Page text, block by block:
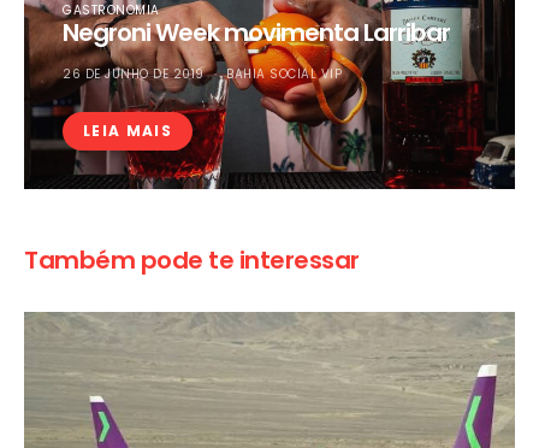
GASTRONOMIA
Negroni Week movimenta Larribar
26 DE JUNHO DE 2019 BAHIA SOCIAL VIP
LEIA MAIS
Também pode te interessar